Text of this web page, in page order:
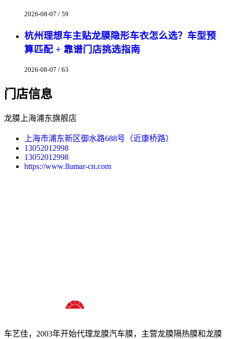
2026-08-07 / 59
杭州理想车主贴龙膜隐形车衣怎么选？车型预
算匹配 + 靠谱门店挑选指南
2026-08-07 / 63
门店信息
龙膜上海浦东旗舰店
上海市浦东新区御水路688号（近康桥路）
13052012998
13052012998
https://www.llumar-cn.com
车艺佳，2003年开始代理龙膜汽车膜，主营龙膜隔热膜和龙膜